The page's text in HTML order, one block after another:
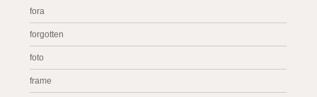
fora
forgotten
foto
frame